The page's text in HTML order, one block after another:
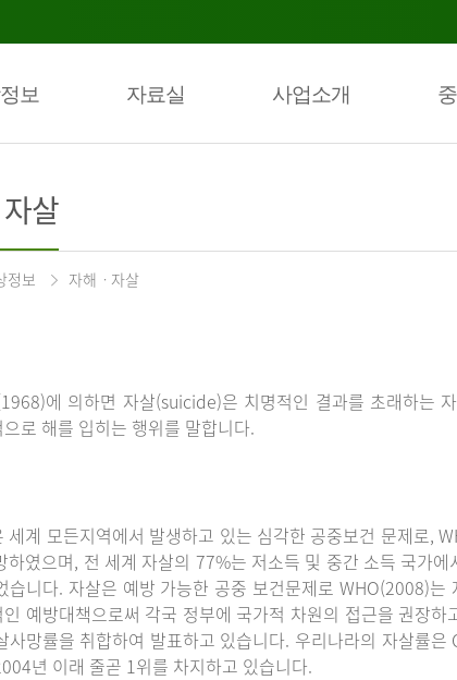
보 자료실 사업소개
살
정보 자해ㆍ자살
에 의하면 자살(suicide)은 치명적인 결과를 초래하는
로 해를 입히는 행위를 말합니다.
세계 모든지역에서 발생하고 있는 심각한 공중보건 문제로,
하였으며, 전 세계 자살의 77%는 저소득 및 중간 소득 국가
습니다. 자살은 예방 가능한 공중 보건문제로 WHO(2008)
예방대책으로써 각국 정부에 국가적 차원의 접근을 권장
사망률을 취합하여 발표하고 있습니다. 우리나라의 자살률
년 이래 줄곧 1위를 차지하고 있습니다.